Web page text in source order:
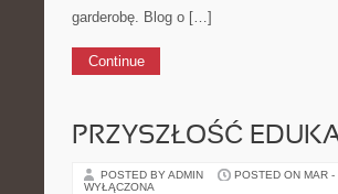
garderobę. Blog o […]
Continue
PRZYSZŁOŚĆ
POSTED BY ADMIN POSTED ON MAR
WYŁĄCZONA